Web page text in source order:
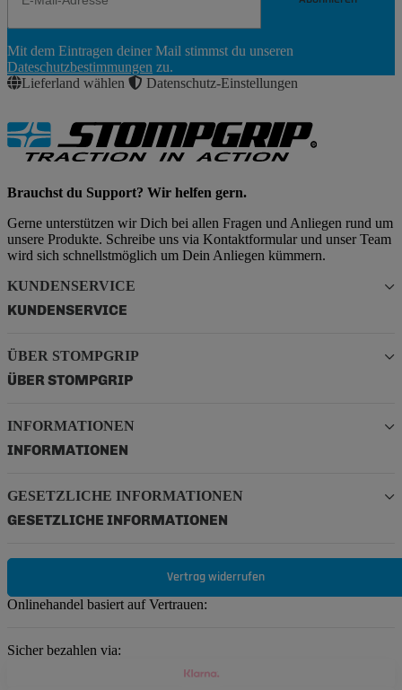
Abonnieren
Mit dem Eintragen deiner Mail stimmst du unseren
Dateschutzbestimmungen zu.
Lieferland wählen
Datenschutz-Einstellungen
Brauchst du Support? Wir helfen gern.
Gerne unterstützen wir Dich bei allen Fragen und Anliegen rund um
unsere Produkte. Schreibe uns via Kontaktformular und unser Team
wird sich schnellstmöglich um Dein Anliegen kümmern.
KUNDENSERVICE
KUNDENSERVICE
ÜBER STOMPGRIP
ÜBER STOMPGRIP
INFORMATIONEN
INFORMATIONEN
GESETZLICHE INFORMATIONEN
GESETZLICHE INFORMATIONEN
Vertrag widerrufen
Onlinehandel basiert auf Vertrauen:
Sicher bezahlen via: